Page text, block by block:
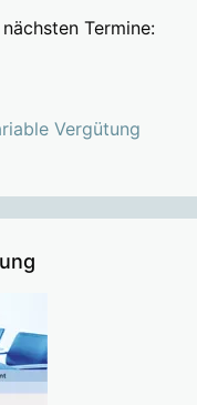
Termine:
Vergütung